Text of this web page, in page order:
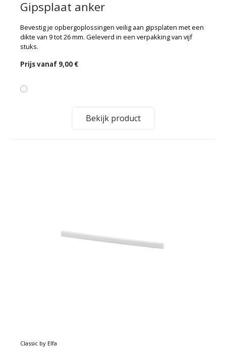
Gipsplaat anker
Bevestig je opbergoplossingen veilig aan gipsplaten met een
dikte van 9 tot 26 mm. Geleverd in een verpakking van vijf
stuks.
Prijs vanaf 9,00 €
Bekijk product
Classic by Elfa